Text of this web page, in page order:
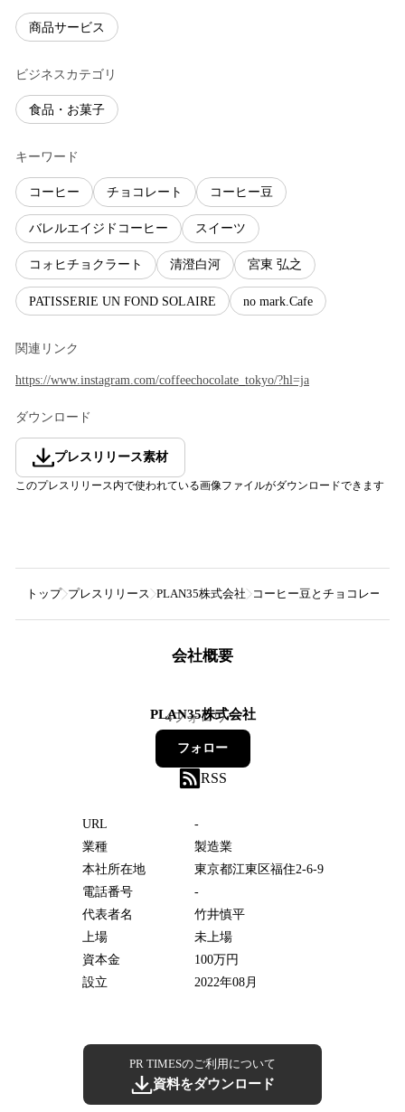
商品サービス
ビジネスカテゴリ
食品・お菓子
キーワード
コーヒー チョコレート コーヒー豆
バレルエイジドコーヒー スイーツ
コォヒチョクラート 清澄白河 宮東 弘之
PATISSERIE UN FOND SOLAIRE no mark.Cafe
関連リンク
https://www.instagram.com/coffeechocolate_tokyo/?hl=ja
ダウンロード
プレスリリース素材
このプレスリリース内で使われている画像ファイルがダウンロードできます
トップ プレスリリース PLAN35株式会社 コーヒー豆とチョコレート
会社概要
PLAN35株式会社
4フォロワー
フォロー
RSS
URL
-
業種
製造業
本社所在地
東京都江東区福住2-6-9
電話番号
-
代表者名
竹井慎平
上場
未上場
資本金
100万円
設立
2022年08月
PR TIMESのご利用について
資料をダウンロード